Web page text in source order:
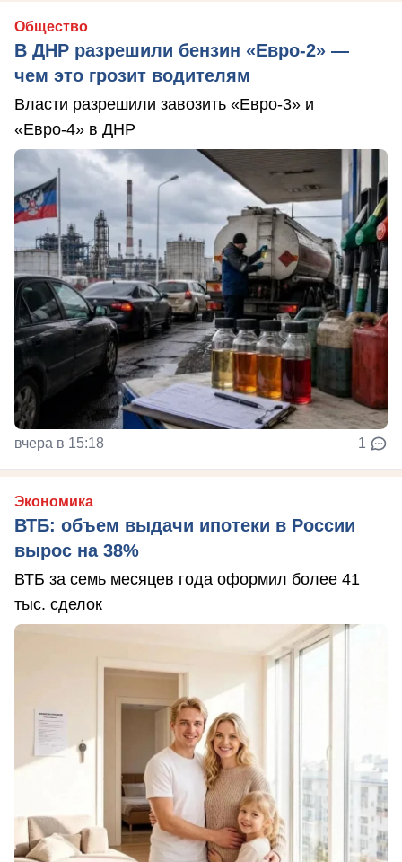
Общество
В ДНР разрешили бензин «Евро-2» —
чем это грозит водителям
Власти разрешили завозить «Евро-3» и
«Евро-4» в ДНР
вчера в 15:18 1
Экономика
ВТБ: объем выдачи ипотеки в России
вырос на 38%
ВТБ за семь месяцев года оформил более 41
тыс. сделок